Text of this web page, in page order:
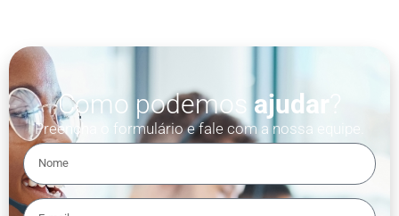
Como podemos ajudar
Preencha o formulário e fale com a nossa equipe.